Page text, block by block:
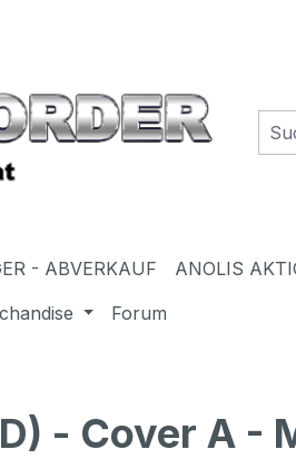
- ABVERKAUF ANOLIS
Forum
- Cover A -